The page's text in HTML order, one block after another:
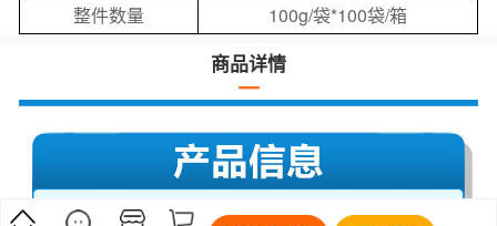
整件数量
100g/袋*100袋/箱
商品详情